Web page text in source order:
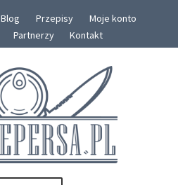
Blog Przepisy
Moje konto
Partnerzy Kontakt